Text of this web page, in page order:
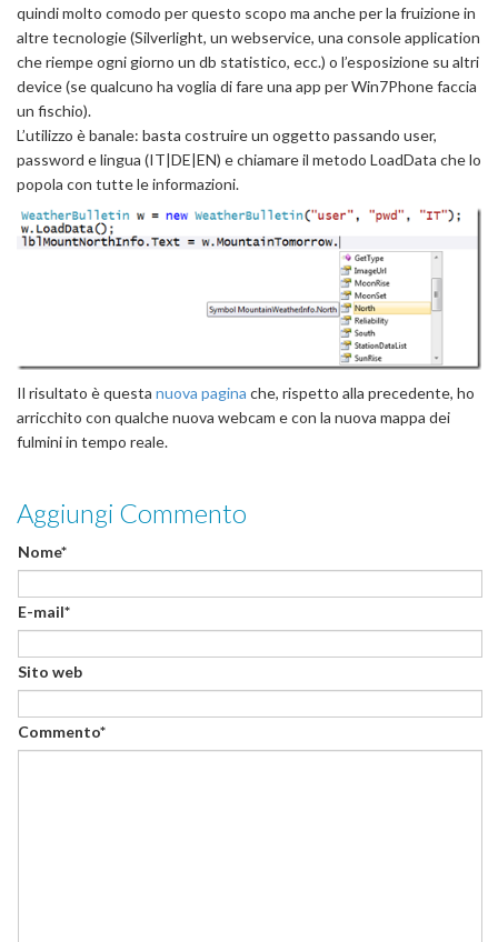
quindi molto comodo per questo scopo ma anche per la fruizione in
altre tecnologie (Silverlight, un webservice, una console application
che riempe ogni giorno un db statistico, ecc.) o l’esposizione su altri
device (se qualcuno ha voglia di fare una app per Win7Phone faccia
un fischio).
L’utilizzo è banale: basta costruire un oggetto passando user,
password e lingua (IT|DE|EN) e chiamare il metodo LoadData che lo
popola con tutte le informazioni.
Il risultato è questa nuova pagina che, rispetto alla precedente, ho
arricchito con qualche nuova webcam e con la nuova mappa dei
fulmini in tempo reale.
Aggiungi Commento
Nome*
E-mail*
Sito web
Commento*